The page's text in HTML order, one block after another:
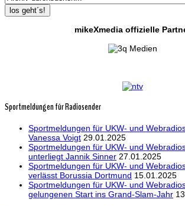
los geht´s!
mikeXmedia offizielle
Sportmeldungen für Radiosender
Sportmeldungen für UKW- und
Vanessa Voigt 29.01.2025
Sportmeldungen für UKW- und
unterliegt Jannik Sinner 27.01.2025
Sportmeldungen für UKW- und
verlässt Borussia Dortmund 15.01.2025
Sportmeldungen für UKW- und
gelungenen Start ins Grand-Slam-Jahr